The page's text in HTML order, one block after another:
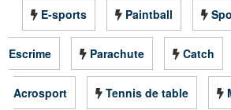
E-sports Paintball
Escrime Parachute Catch
Acrosport Tennis de table